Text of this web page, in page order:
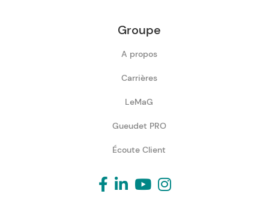
Groupe
A propos
Carrières
LeMaG
Gueudet PRO
Écoute Client